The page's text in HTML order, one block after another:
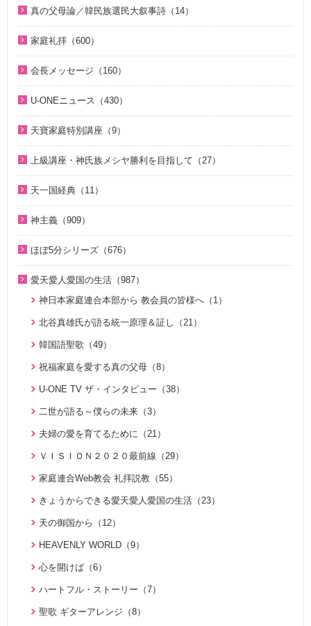
2000年代（7）
1990年代（58）
幸運の言葉（77）
天の摂理からみた真の父母様の位相と価値（真の父母論）
韓民族選民大叙事詩（6）
天の摂理からみた真の父母様の位相と価値（真の父母論）
（8）
脱会説得の宗教的背景（9）
そうだったのか！人類一家族（18）
そうだったのか！統一原理（34）
２１日修練会教育教材（33）
真の幸せ講座（15）
シリーズ『原理講論』を読む（20）
ゴッディズム（19）
ゴッディズム・ポイント講座（17）
神主義講座（10）
小学生のための原理講義（12）
北谷真雄氏が語る統一原理＆証し（21）
二世のための祝福結婚講座（38）
VIDEO de 訓読『原理講論』（42）
続・二世のための祝福結婚講座（10）
真の父母論／韓民族選民大叙事詩（14）
（8）
韓民族選民大叙事詩（6）
家庭礼拝（600）
家庭連合Web教会 礼拝説教（55）
中高生のためのWeb礼拝（192）
聖歌（歌入り）（88）
ジュニアのための礼拝（108）
親と子のための説教集 こども礼拝（32）
全国オンライン礼拝（1）
会長メッセージ（160）
2025年（12）
2022年（1）
2020年（24）
2017年（10）
2016年（9）
2015年（10）
U-ONEニュース（430）
2025年（25）
2024年（26）
2023年（27）
2020年（49）
2019年（50）
2018年（50）
2017年（50）
2016年（49）
2015年（14）
天寶家庭特別講座（9）
上級講座・神氏族メシヤ勝利を目指して（27）
1. 家庭教育講座（11）
2. 神氏族メシヤ講座（8）
3. HJ天宙天寶修錬苑講座（3）
天一国経典（11）
神主義（909）
２１日修練会教育教材（5）
家庭連合Web教会 礼拝説教（55）
そうだったのか！人類一家族（18）
ほぼ5分でわかる祝福結婚Q&A（78）
ほぼ5分でわかる統一原理（153）
ほぼ5分で分かる勝共理論（188）
ジュニアのための礼拝（108）
原理教室補助教材（10）
祝福の意義と価値（5）
世界平和のためのビジョン講座（10）
統一思想入門（7）
勝共思想入門（4）
統一運動解説（29）
「真の家庭」の十字架路程と勝利（7）
復帰摂理歴史の流れと環太平洋時代の到来（3）
日本社会を蝕む文化共産主義（5）
アボニム 少年時代・青年時代（2）
ほぼ5分シリーズ（676）
愛天愛人愛国の生活（987）
神日本家庭連合本部から 教会員の皆様へ（1）
北谷真雄氏が語る統一原理＆証し（21）
韓国語聖歌（49）
祝福家庭を愛する真の父母（8）
U-ONE TV ザ・インタビュー（38）
二世が語る～僕らの未来（3）
夫婦の愛を育てるために（21）
ＶＩＳＩＯＮ２０２０最前線（29）
家庭連合Web教会 礼拝説教（55）
きょうからできる愛天愛人愛国の生活（23）
天の御国から（12）
HEAVENLY WORLD（9）
心を開けば（6）
ハートフル・ストーリー（7）
聖歌 ギターアレンジ（8）